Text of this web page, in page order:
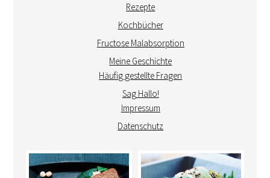
Rezepte
Kochbücher
Fructose Malabsorption
Meine Geschichte
Häufig gestellte Fragen
Sag Hallo!
Impressum
Datenschutz